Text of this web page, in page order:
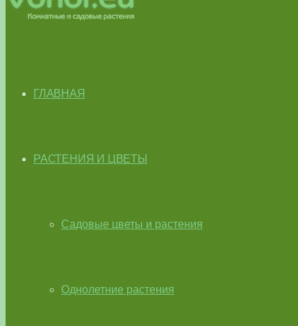
ГЛАВНАЯ
РАСТЕНИЯ И ЦВЕТЫ
Садовые цветы и растения
Однолетние растения